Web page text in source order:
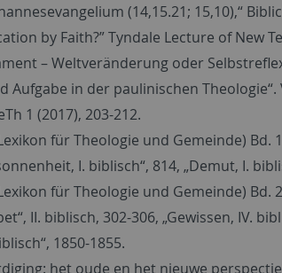
(14,15.21; 15,10),“
by Faith?” Tyndale Lecture of New
– Weltveränderung oder
Aufgabe in der paulinischen
1 (2017), 203-212.
für Theologie und Gemeinde) Bd.
I. biblisch“, 814, „Demut, I.
für Theologie und Gemeinde) Bd.
II. biblisch, 302-306, „Gewissen, IV.
1850-1855.
het oude en het nieuwe